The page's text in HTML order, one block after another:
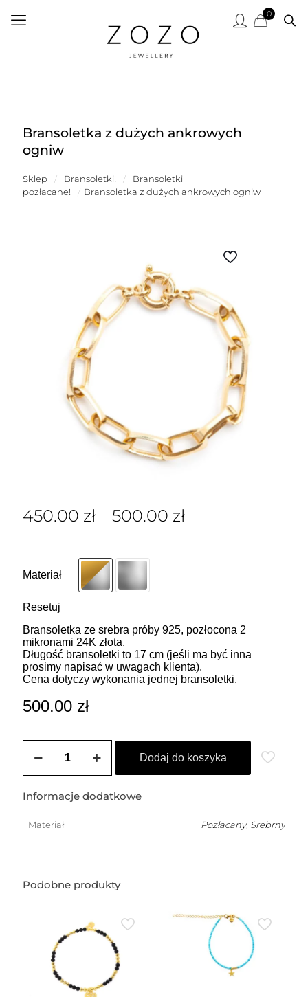
0
Bransoletka z dużych ankrowych
ogniw
Sklep / Bransoletki! /
Bransoletki
pozłacane!
/ Bransoletka z dużych ankrowych ogniw
450.00 zł – 500.00 zł
Materiał
Resetuj
Bransoletka ze srebra próby 925, pozłocona 2
mikronami 24K złota.
Długość bransoletki to 17 cm (jeśli ma być inna
prosimy napisać w uwagach klienta).
Cena dotyczy wykonania jednej bransoletki.
500.00 zł
Bransoletka
ankrowych
Dodaj do koszyka
Informacje dodatkowe
Materiał Pozłacany, Srebrny
Podobne produkty